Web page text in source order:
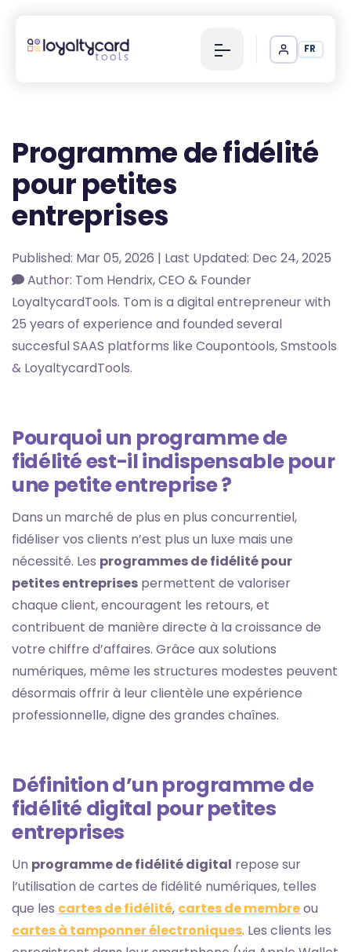
FR
Programme de fidélité
pour petites
entreprises
Published: Mar 05, 2026 | Last Updated: Dec 24, 2025
Author: Tom Hendrix, CEO & Founder
LoyaltycardTools. Tom is a digital entrepreneur with
25 years of experience and founded several
succesful SAAS platforms like Coupontools, Smstools
& LoyaltycardTools.
Pourquoi un programme de
fidélité est-il indispensable pour
une petite entreprise ?
Dans un marché de plus en plus concurrentiel,
fidéliser vos clients n’est plus un luxe mais une
nécessité. Les programmes de fidélité pour
petites entreprises permettent de valoriser
chaque client, encouragent les retours, et
contribuent de manière directe à la croissance de
votre chiffre d’affaires. Grâce aux solutions
numériques, même les structures modestes peuvent
désormais offrir à leur clientèle une expérience
professionnelle, digne des grandes chaînes.
Définition d’un programme de
fidélité digital pour petites
entreprises
Un programme de fidélité digital repose sur
l’utilisation de cartes de fidélité numériques, telles
que les cartes de fidélité, cartes de membreou
cartes à tamponner électroniques. Les clients les